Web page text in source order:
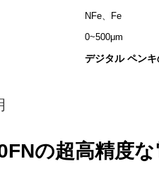
NFe、Fe
0~500μm
デジタル ペン
の超高精度